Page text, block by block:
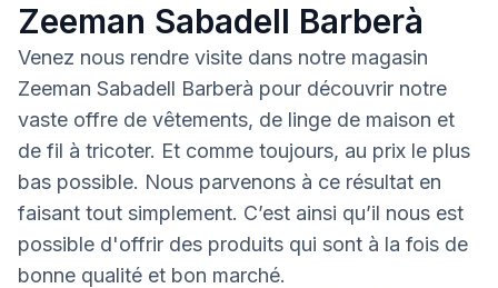
Zeeman Sabadell Barberà
Venez nous rendre visite dans notre magasin
Zeeman Sabadell Barberà pour découvrir notre
vaste offre de vêtements, de linge de maison et
de fil à tricoter. Et comme toujours, au prix le plus
bas possible. Nous parvenons à ce résultat en
faisant tout simplement. C’est ainsi qu’il nous est
possible d'offrir des produits qui sont à la fois de
bonne qualité et bon marché.